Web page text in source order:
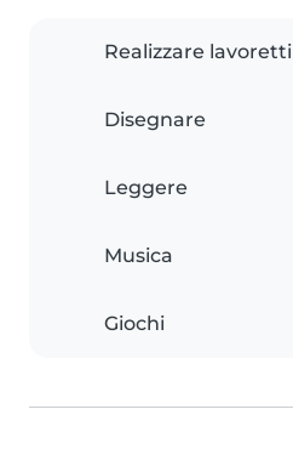
Realizzare lavoretti
Disegnare
Leggere
Musica
Giochi